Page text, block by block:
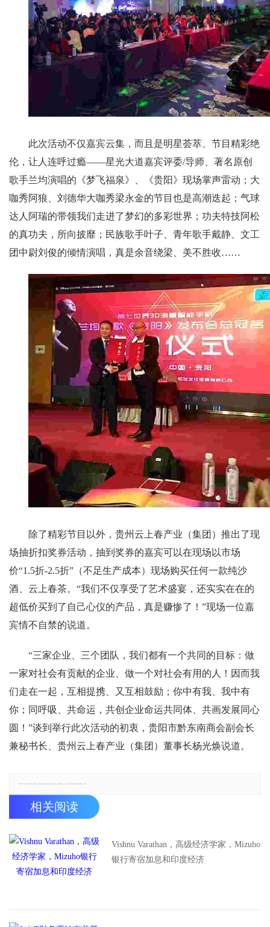
此次活动不仅嘉宾云集，而且是明星荟萃、节目精彩绝
伦，让人连呼过瘾——星光大道嘉宾评委/导师、著名原创
歌手兰均演唱的《梦飞福泉》、《贵阳》现场掌声雷动；大
咖秀阿狼、刘德华大咖秀梁永金的节目也是高潮迭起；气球
达人阿瑞的带领我们走进了梦幻的多彩世界；功夫特技阿松
的真功夫，所向披靡；民族歌手叶子、青年歌手戴静、文工
团中尉刘俊的倾情演唱，真是余音绕梁、美不胜收……
除了精彩节目以外，贵州云上春产业（集团）推出了现
场抽折扣奖券活动，抽到奖券的嘉宾可以在现场以市场
价“1.5折-2.5折”（不足生产成本）现场购买任何一款纯沙
酒、云上春茶。“我们不仅享受了艺术盛宴，还实实在在的
超低价买到了自己心仪的产品，真是赚惨了！”现场一位嘉
宾情不自禁的说道。
“三家企业、三个团队，我们都有一个共同的目标：做
一家对社会有贡献的企业、做一个对社会有用的人！因而我
们走在一起，互相提携、又互相鼓励；你中有我、我中有
你；同呼吸、共命运，共创企业命运共同体、共画发展同心
圆！”谈到举行此次活动的初衷，贵阳市黔东南商会副会长
兼秘书长、贵州云上春产业（集团）董事长杨光焕说道。
相关阅读
Vishnu Varathan，高级经济学家，Mizuho
银行寄宿加息和印度经济